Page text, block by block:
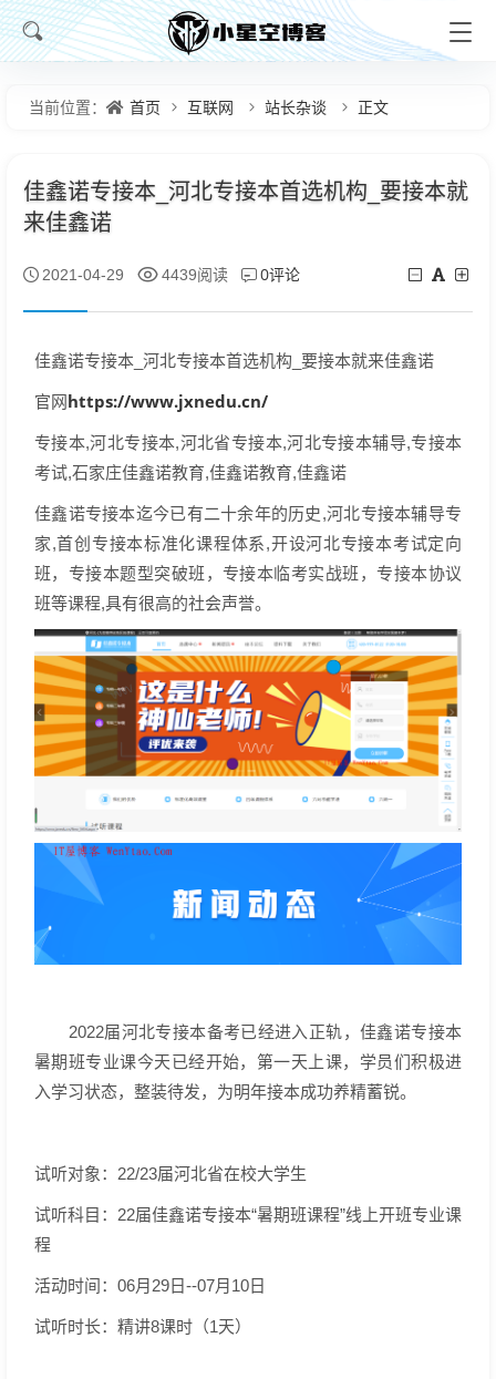
当前位置： 首页 互联网 站长杂谈 正文
佳鑫诺专接本_河北专接本首选机构_要接本就
来佳鑫诺
2021-04-29 4439阅读 0评论
佳鑫诺专接本_河北专接本首选机构_要接本就来佳鑫诺
官网https://www.jxnedu.cn/
专接本,河北专接本,河北省专接本,河北专接本辅导,专接本
考试,石家庄佳鑫诺教育,佳鑫诺教育,佳鑫诺
佳鑫诺专接本迄今已有二十余年的历史,河北专接本辅导专
家,首创专接本标准化课程体系,开设河北专接本考试定向
班，专接本题型突破班，专接本临考实战班，专接本协议
班等课程,具有很高的社会声誉。
2022届河北专接本备考已经进入正轨，佳鑫诺专接本
暑期班专业课今天已经开始，第一天上课，学员们积极进
入学习状态，整装待发，为明年接本成功养精蓄锐。
试听对象：22/23届河北省在校大学生
试听科目：22届佳鑫诺专接本“暑期班课程”线上开班专业课
程
活动时间：06月29日--07月10日
试听时长：精讲8课时（1天）